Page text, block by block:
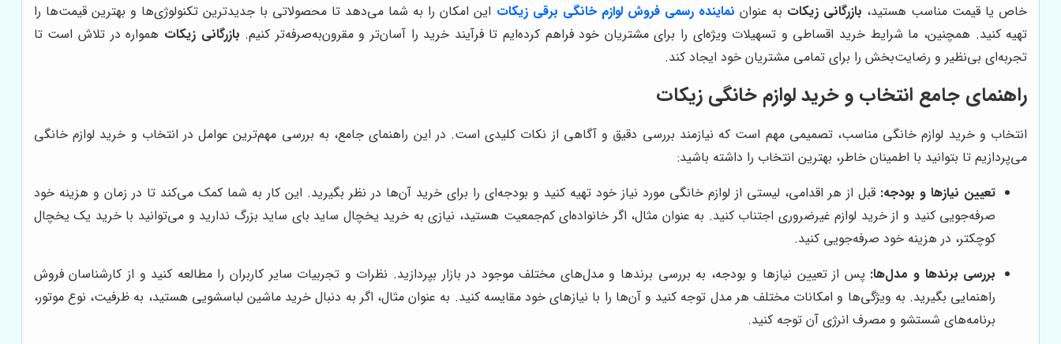
خاص یا قیمت مناسب هستید، بازرگانی زیکات به عنوان نماینده رسمی فروش لوازم خانگی برقی زیکات این امکان را به شما می‌دهد تا محصولاتی با جدیدترین تکنولوژی‌ها و بهترین قیمت‌ها را
تهیه کنید. همچنین، ما شرایط خرید اقساطی و تسهیلات ویژه‌ای را برای مشتریان خود فراهم کرده‌ایم تا فرآیند خرید را آسان‌تر و مقرون‌به‌صرفه‌تر کنیم. بازرگانی زیکات همواره در تلاش است تا
تجربه‌ای بی‌نظیر و رضایت‌بخش را برای تمامی مشتریان خود ایجاد کند.
راهنمای جامع انتخاب و خرید لوازم خانگی زیکات
انتخاب و خرید لوازم خانگی مناسب، تصمیمی مهم است که نیازمند بررسی دقیق و آگاهی از نکات کلیدی است. در این راهنمای جامع، به بررسی مهم‌ترین عوامل در انتخاب و خرید لوازم خانگی
می‌پردازیم تا بتوانید با اطمینان خاطر، بهترین انتخاب را داشته باشید:
تعیین نیازها و بودجه: قبل از هر اقدامی، لیستی از لوازم خانگی مورد نیاز خود تهیه کنید و بودجه‌ای را برای خرید آن‌ها در نظر بگیرید. این کار به شما کمک می‌کند تا در زمان و هزینه خود
صرفه‌جویی کنید و از خرید لوازم غیرضروری اجتناب کنید. به عنوان مثال، اگر خانواده‌ای کم‌جمعیت هستید، نیازی به خرید یخچال ساید بای ساید بزرگ ندارید و می‌توانید با خرید یک یخچال
کوچکتر، در هزینه خود صرفه‌جویی کنید.
بررسی برندها و مدل‌ها: پس از تعیین نیازها و بودجه، به بررسی برندها و مدل‌های مختلف موجود در بازار بپردازید. نظرات و تجربیات سایر کاربران را مطالعه کنید و از کارشناسان فروش
راهنمایی بگیرید. به ویژگی‌ها و امکانات مختلف هر مدل توجه کنید و آن‌ها را با نیازهای خود مقایسه کنید. به عنوان مثال، اگر به دنبال خرید ماشین لباسشویی هستید، به ظرفیت، نوع موتور،
برنامه‌های شستشو و مصرف انرژی آن توجه کنید.